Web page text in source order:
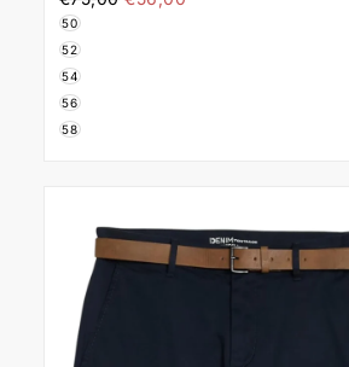
Μπεζ
50
52
54
56
58